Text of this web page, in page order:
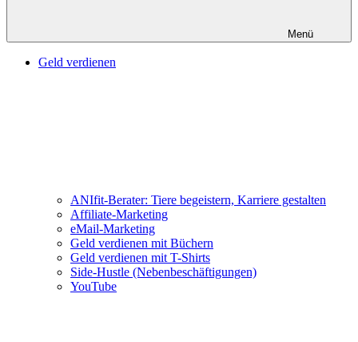
Menü
Geld verdienen
ANIfit-Berater: Tiere begeistern, Karriere gestalten
Affiliate-Marketing
eMail-Marketing
Geld verdienen mit Büchern
Geld verdienen mit T-Shirts
Side-Hustle (Nebenbeschäftigungen)
YouTube